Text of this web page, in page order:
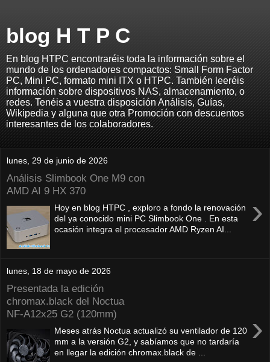
blog H T P C
En blog HTPC encontraréis toda la información sobre el
mundo de los ordenadores compactos: Small Form Factor
PC, Mini PC, formato mini ITX o HTPC. También leeréis
información sobre dispositivos NAS, almacenamiento, o
redes. Tenéis a vuestra disposición Análisis, Guías,
Wikipedia y alguna que otra Promoción con descuentos
interesantes de los colaboradores.
lunes, 29 de junio de 2026
Análisis Slimbook One M9 con
AMD AI 9 HX 370
›
Hoy en blog HTPC , exploro a fondo la renovación
del ya conocido mini PC Slimbook One . En esta
ocasión integra el procesador AMD Ryzen AI...
lunes, 18 de mayo de 2026
Presentada la edición
chromax.black del Noctua
NF‑A12x25 G2 (120mm)
›
Meses atrás Noctua actualizó su ventilador de 120
mm a la versión G2, y sabíamos que no tardaría
en llegar la edición chromax.black de ...